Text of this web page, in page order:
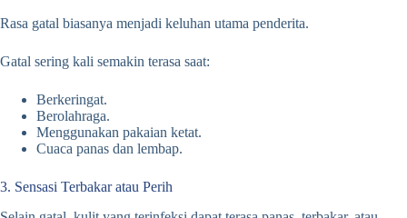
Rasa gatal biasanya menjadi keluhan utama penderita.
Gatal sering kali semakin terasa saat:
Berkeringat.
Berolahraga.
Menggunakan pakaian ketat.
Cuaca panas dan lembap.
3. Sensasi Terbakar atau Perih